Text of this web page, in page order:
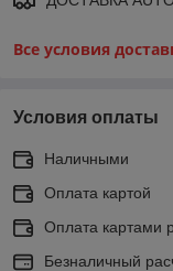
Все условия
Условия оплаты
Наличными
Оплата картой
Оплата картами
Безналичный